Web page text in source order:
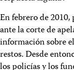
En febrero de
ante la corte de
información sobre
restos. Desde